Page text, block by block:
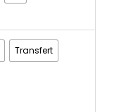
Transfert